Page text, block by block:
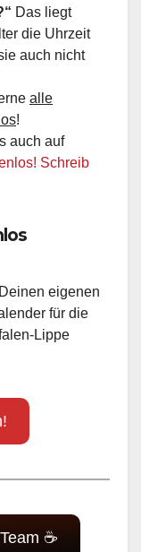
Das liegt
die Uhrzeit
auch nicht
alle
!
auch auf
Schreib
eigenen
für die
Lippe
☕